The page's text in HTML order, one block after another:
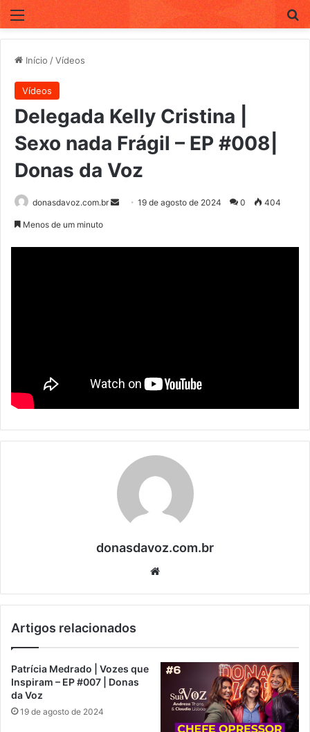
Início /Vídeos
Vídeos
Delegada Kelly Cristina |
Sexo nada Frágil – EP #008|
Donas da Voz
donasdavoz.com.br
i
19 de agosto de 2024 0 404
Menos de um minuto
donasdavoz.com.br
te
Artigos relacionados
Patrícia Medrado | Vozes que
Inspiram – EP #007 | Donas
da Voz
19 de agosto de 2024